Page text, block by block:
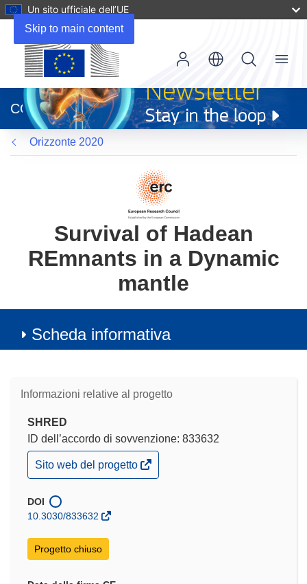
Skip to main content
Un sito ufficiale dell’UE
apre
in
una
nuova
finestra)
CORDIS
Menu
Orizzonte 2020
Survival of Hadean
REmnants in a Dynamic
mantle
Scheda informativa
Informazioni relative al progetto
SHRED
ID dell’accordo di sovvenzione: 833632
(si
apre
una
nuova
Sito web del progetto
DOI
10.3030/833632
Progetto chiuso